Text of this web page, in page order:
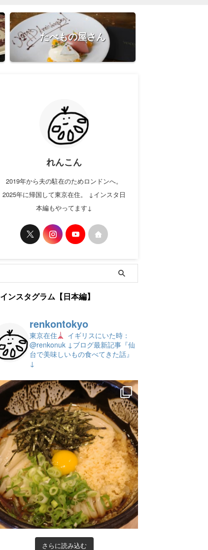
たべもの屋さん
れんこん
2019年から夫の駐在のためロンドンへ。
2025年に帰国して東京在住。 ↓インスタ日
本編もやってます↓
インスタグラム【日本編】
renkontokyo
東京在住
イギリスにいた時：
@renkonuk ↓ブログ最新記事『仙
台で美味しいもの食べてきた話』
↓
さらに読み込む